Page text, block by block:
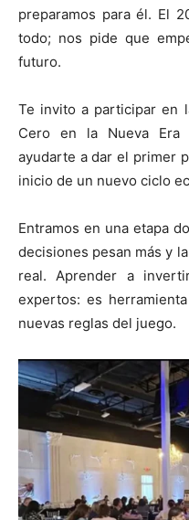
preparamos para él. El
todo; nos pide que
futuro.
Te invito a participar en
Cero en la Nueva Era
ayudarte a dar el primer
inicio de un nuevo ciclo
Entramos en una etapa
decisiones pesan más y
real. Aprender a
expertos: es
nuevas reglas del juego.